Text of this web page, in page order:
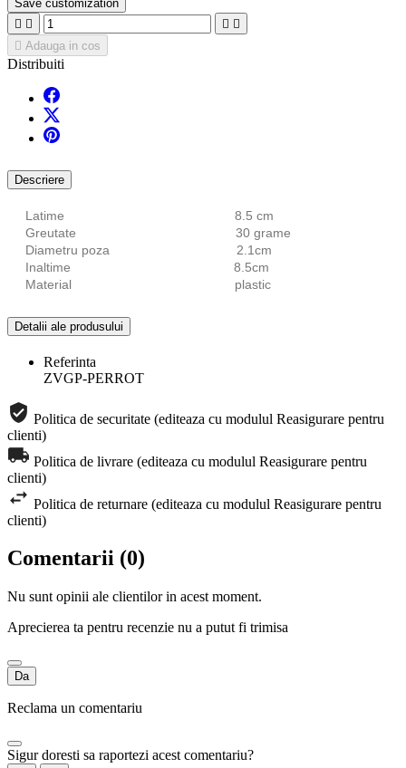
Save customization
   
 Adauga in cos
Distribuiti
Descriere
Latime 8.5 cm
Greutate 30 grame
Diametru poza 2.1cm
Inaltime 8.5cm
Material plastic
Detalii ale produsului
Referinta
ZVGP-PERROT
Politica de securitate (editeaza cu modulul Reasigurare pentru
clienti)
Politica de livrare (editeaza cu modulul Reasigurare pentru
clienti)
Politica de returnare (editeaza cu modulul Reasigurare pentru
clienti)
Comentarii (0)
Nu sunt opinii ale clientilor in acest moment.
Aprecierea ta pentru recenzie nu a putut fi trimisa
Da
Reclama un comentariu
Sigur doresti sa raportezi acest comentariu?